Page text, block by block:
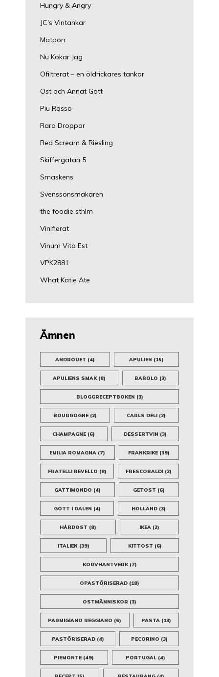
Hungry & Angry
JC's Vintankar
Matporr
Nu Kokar Jag
Ofiltrerat – en öldrickares tankar
Ost och Annat Gott
Piu Rosso
Rara Droppar
Red Scream & Riesling
Skiffergatan 5
Smaskens
Svenssonsmakaren
the foodie sthlm
Vinifierat
Vinum Vita Est
VPK2881
What Katie Ate
Ämnen
ANDROUET (4) APULIEN (15)
APULIENS SMAK(8) BAROLO (3)
BLOGGRECEPTBOKEN (3)
BOURGOGNE(2) CARLS DELI (2)
CHAMPAGNE (6) DESSERTVIN (3)
EMILIA ROMAGNA (7) FRANKRIKE(39)
FRATELLI REVELLO (8) FRESCOBALDI(2)
GATTIMONDO (4) GETOST (6)
GOTT I DALEN (4) HOLLAND(3)
HÅRDOST (8) IKEA (2)
ITALIEN (39) KITTOST (6)
KORVHANTVERK(7)
OPASTÖRISERAD (18)
OSTMÄNNISKOR (3)
PARMIGIANO REGGIANO (6) PASTA(13)
PASTÖRISERAD(4) PECORINO (3)
PIEMONTE (49) PORTUGAL(4)